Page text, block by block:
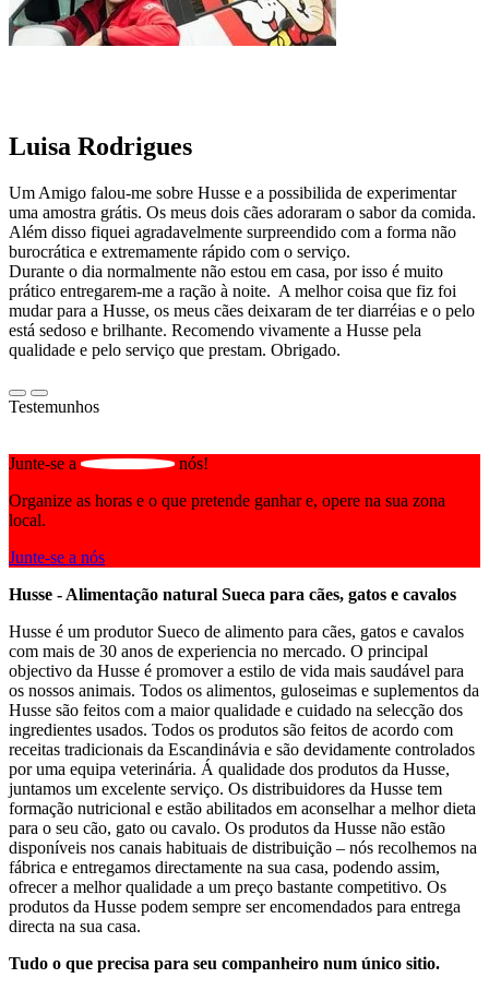
Luisa Rodrigues
Um Amigo falou-me sobre Husse e a possibilida de experimentar
uma amostra grátis. Os meus dois cães adoraram o sabor da comida.
Além disso fiquei agradavelmente surpreendido com a forma não
burocrática e extremamente rápido com o serviço.
Durante o dia normalmente não estou em casa, por isso é muito
prático entregarem-me a ração à noite. A melhor coisa que fiz foi
mudar para a Husse, os meus cães deixaram de ter diarréias e o pelo
está sedoso e brilhante. Recomendo vivamente a Husse pela
qualidade e pelo serviço que prestam. Obrigado.
Testemunhos
Junte-se a
nós!
Organize as horas e o que pretende ganhar e, opere na sua zona
local.
Junte-se a nós
Husse - Alimentação natural Sueca para cães, gatos e cavalos
Husse é um produtor Sueco de alimento para cães, gatos e cavalos
com mais de 30 anos de experiencia no mercado. O principal
objectivo da Husse é promover a estilo de vida mais saudável para
os nossos animais. Todos os alimentos, guloseimas e suplementos da
Husse são feitos com a maior qualidade e cuidado na selecção dos
ingredientes usados. Todos os produtos são feitos de acordo com
receitas tradicionais da Escandinávia e são devidamente controlados
por uma equipa veterinária. Á qualidade dos produtos da Husse,
juntamos um excelente serviço. Os distribuidores da Husse tem
formação nutricional e estão abilitados em aconselhar a melhor dieta
para o seu cão, gato ou cavalo. Os produtos da Husse não estão
disponíveis nos canais habituais de distribuição – nós recolhemos na
fábrica e entregamos directamente na sua casa, podendo assim,
ofrecer a melhor qualidade a um preço bastante competitivo. Os
produtos da Husse podem sempre ser encomendados para entrega
directa na sua casa.
Tudo o que precisa para seu companheiro num único sitio.